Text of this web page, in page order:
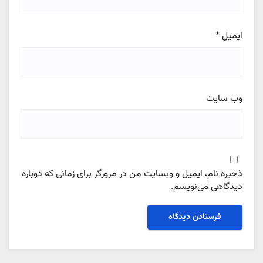
ایمیل*
وب‌ سایت
ذخیره نام، ایمیل و وبسایت من در مرورگر برای زمانی که دوباره
دیدگاهی می‌نویسم.